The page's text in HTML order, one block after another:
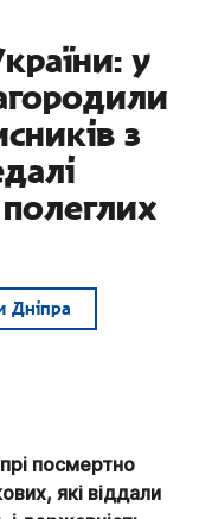
у
з
Дніпра
посмертно
які віддали